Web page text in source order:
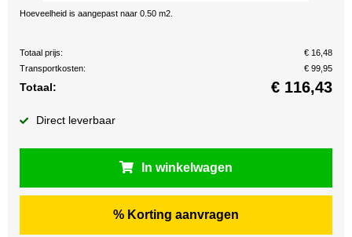
Hoeveelheid is aangepast naar 0.50 m2.
Totaal prijs:
€ 16,48
Transportkosten:
€ 99,95
Totaal: € 116,43
Direct leverbaar
In winkelwagen
% Korting aanvragen